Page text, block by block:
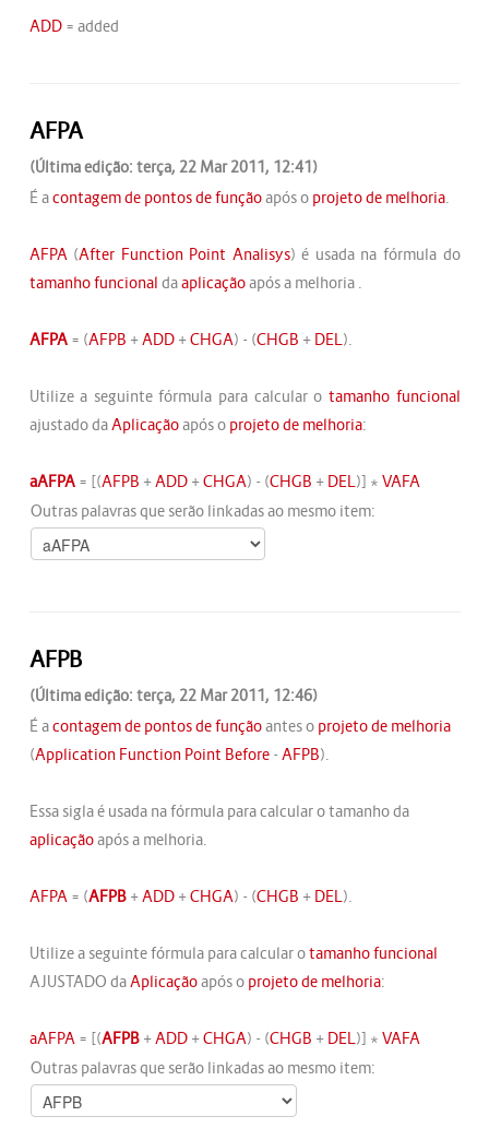
ADD= added
AFPA
(Última edição: terça, 22 Mar 2011, 12:41)
É acontagem de pontos de funçãoapós o projeto de melhoria.
AFPA(After Function Point Analisys) é usada na fórmula do
tamanho funcional daaplicaçãoapós a melhoria .
AFPA = (AFPB +ADD+CHGA) - (CHGB + DEL).
Utilize a seguinte fórmula para calcular o tamanho funcional
ajustado daAplicaçãoapós o projeto de melhoria:
aAFPA= [(AFPB +ADD+CHGA) - (CHGB + DEL)] * VAFA
Outras palavras que serão linkadas ao mesmo item:
AFPB
(Última edição: terça, 22 Mar 2011, 12:46)
É acontagem de pontos de funçãoantes o projeto de melhoria
(Application Function Point Before- AFPB).
Essa sigla é usada na fórmula para calcular o tamanho da
aplicaçãoapós a melhoria.
AFPA= (AFPB+ADD+CHGA) - (CHGB + DEL).
Utilize a seguinte fórmula para calcular otamanho funcional
AJUSTADO daAplicaçãoapós o projeto de melhoria:
aAFPA= [(AFPB +ADD+CHGA) - (CHGB + DEL)] * VAFA
Outras palavras que serão linkadas ao mesmo item: